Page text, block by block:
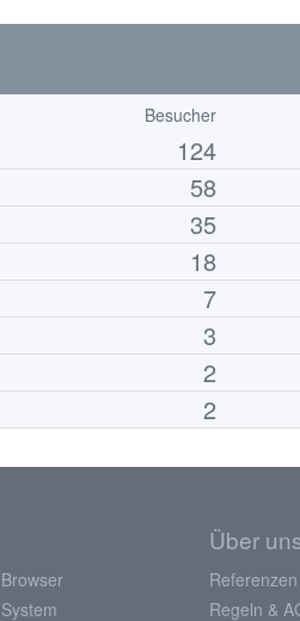
Besucher
124
58
35
18
7
3
2
2
Browser
System
Über
Referenzen
Regeln &